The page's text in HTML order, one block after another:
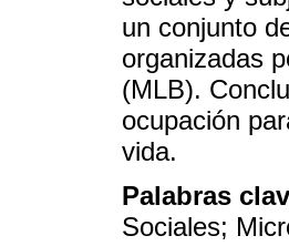
un conjunto
organizadas
(MLB).
ocupación
vida.
Palabras
Sociales;